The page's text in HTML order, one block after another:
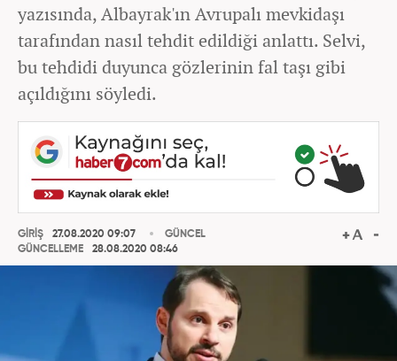
yazısında, Albayrak'ın Avrupalı mevkidaşı
tarafından nasıl tehdit edildiği anlattı. Selvi,
bu tehdidi duyunca gözlerinin fal taşı gibi
açıldığını söyledi.
GİRİŞ
27.08.2020 09:07
GÜNCELLEME
28.08.2020 08:46
GÜNCEL